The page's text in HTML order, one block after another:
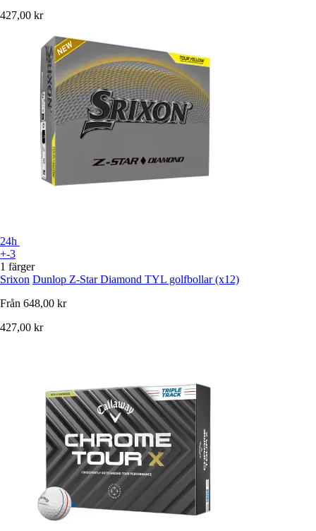
427,00 kr
24h
+-3
1 färger
Srixon Dunlop Z-Star Diamond TYL golfbollar (x12)
Från 648,00 kr
427,00 kr